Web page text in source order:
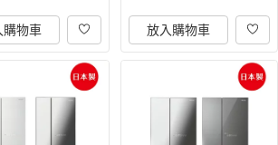
購物車 放入購物車